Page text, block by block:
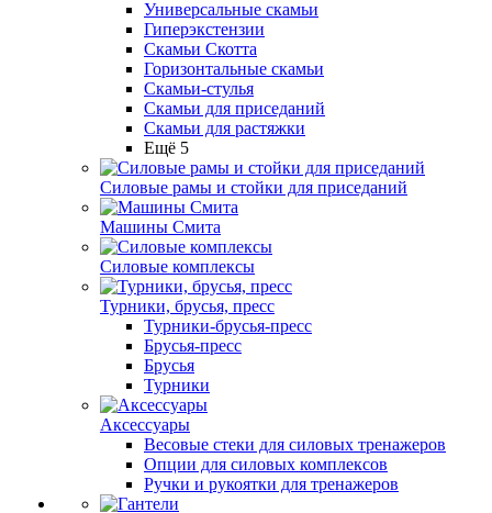
Универсальные скамьи
Гиперэкстензии
Скамьи Скотта
Горизонтальные скамьи
Скамьи-стулья
Скамьи для приседаний
Скамьи для растяжки
Ещё 5
Силовые рамы и стойки для приседаний
Машины Смита
Силовые комплексы
Турники, брусья, пресс
Турники-брусья-пресс
Брусья-пресс
Брусья
Турники
Аксессуары
Весовые стеки для силовых тренажеров
Опции для силовых комплексов
Ручки и рукоятки для тренажеров